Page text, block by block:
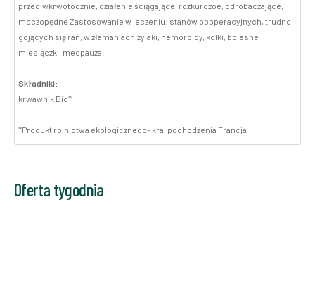
przeciwkrwotocznie, działanie ściągające, rozkurczoe, odrobaczające,
moczopędne Zastosowanie w leczeniu: stanów pooperacyjnych, trudno
gojących się ran, w złamaniach,żylaki, hemoroidy, kolki, bolesne
miesiączki, meopauza.
Składniki:
krwawnik Bio*
*Produkt rolnictwa ekologicznego- kraj pochodzenia Francja
Oferta tygodnia